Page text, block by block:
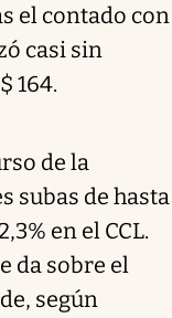
el contado con
casi sin
164.
de la
subas de hasta
en el CCL.
da sobre el
según